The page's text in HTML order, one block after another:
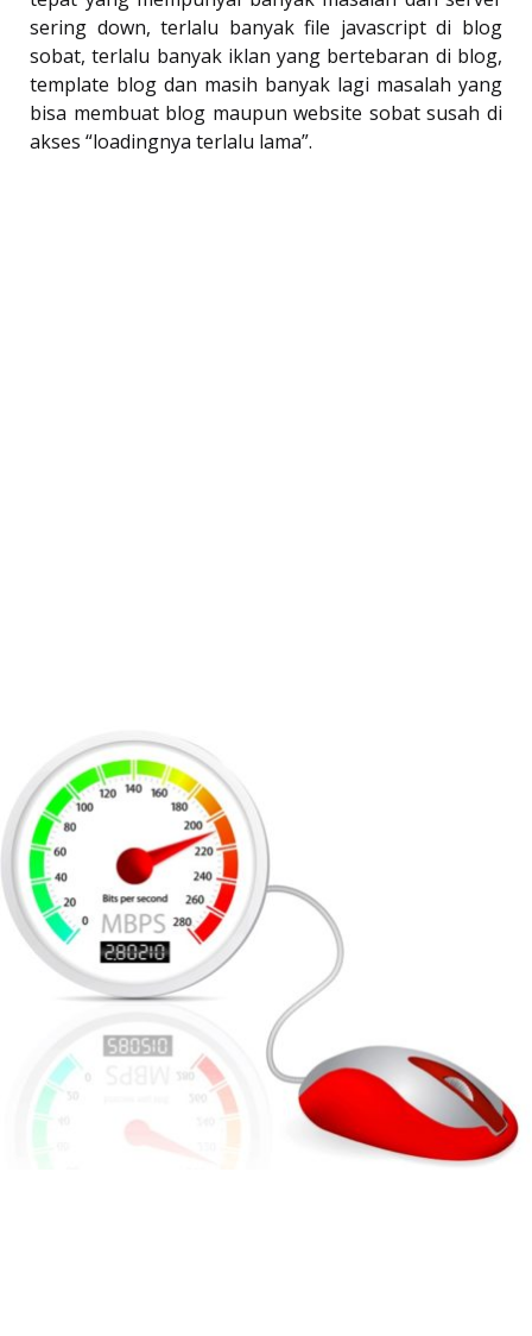
sering down, terlalu banyak file javascript di blog
sobat, terlalu banyak iklan yang bertebaran di blog,
template blog dan masih banyak lagi masalah yang
bisa membuat blog maupun website sobat susah di
akses “loadingnya terlalu lama”.